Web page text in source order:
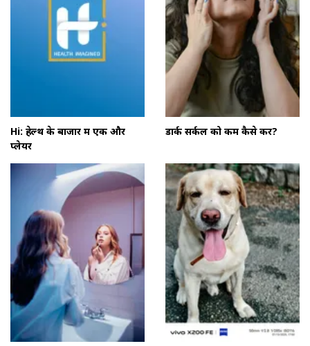
Hi: हेल्थ के बाजार में एक और
प्लेयर
डार्क सर्कल को कम कैसे करें?